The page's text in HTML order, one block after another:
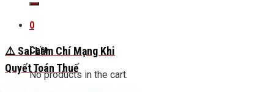
0
Cart
No products in the cart.
⚠️ Sai Lầm Chí Mạng Khi
Quyết Toán Thuế